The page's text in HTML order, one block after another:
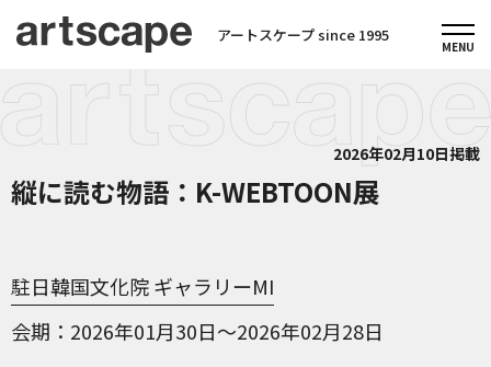
アートスケープ since 1995
2026年02月10日掲載
縦に読む物語：K-WEBTOON展
駐日韓国文化院 ギャラリーMI
会期
2026年01月30日～2026年02月28日